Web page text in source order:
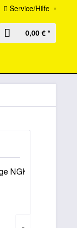
Service/Hilfe
0,00 € *